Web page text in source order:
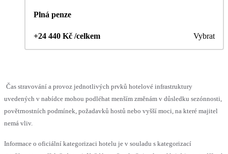
Plná penze
+24 440 Kč /celkem Vybrat
Čas stravování a provoz jednotlivých prvků hotelové infrastruktury
uvedených v nabídce mohou podléhat menším změnám v důsledku sezónnosti,
povětrnostních podmínek, požadavků hostů nebo vyšší moci, na které majitel
nemá vliv.
Informace o oficiální kategorizaci hotelu je v souladu s kategorizací